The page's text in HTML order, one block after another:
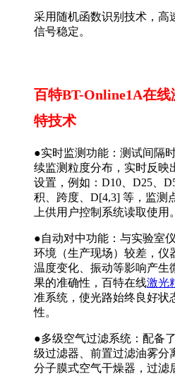
采用随机函数识别技术，高
信号稳定。
百特BT-Online1A在
特技术
●实时监测功能：测试间隔
续监测粒度分布，实时反映
设置，例如：D10、D25、
积、跨度、D[4,3] 等，监测
上供用户控制系统读取使用。
●自动对中功能：与实验室
环境（生产现场）较差，仪
温度变化、振动等影响产生
果的准确性，百特在线激光
准系统，使光路始终良好状
性。
●多级空气过滤系统：配备
级过滤器、前置过滤油雾分
分子膜式空气干燥器，过滤